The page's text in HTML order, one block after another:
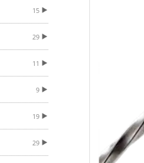
15
29
11
9
19
29